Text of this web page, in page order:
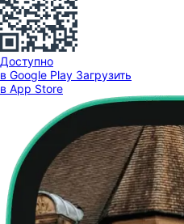
Доступно
в Google Play Загрузить
в App Store